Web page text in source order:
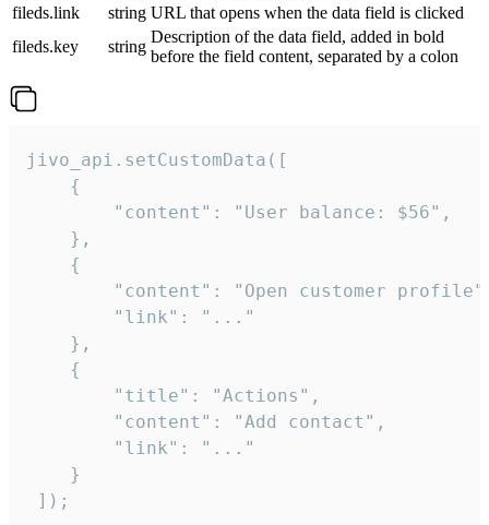
fileds.link
string URL that opens when the data field is clicked
fileds.key
string
Description of the data field, added in bold
before the field content, separated by a colon
jivo_api.setCustomData([
    {
        "content": "User balance: $56",
    },
    {
"content": "Open customer
        "link": "..."
    },
    {
        "title": "Actions",
        "content": "Add contact",
        "link": "..."
    }
]);